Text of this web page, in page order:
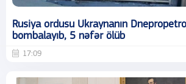
Rusiya ordusu Ukraynanın
bombalayıb, 5 nəfər ölüb
17:09